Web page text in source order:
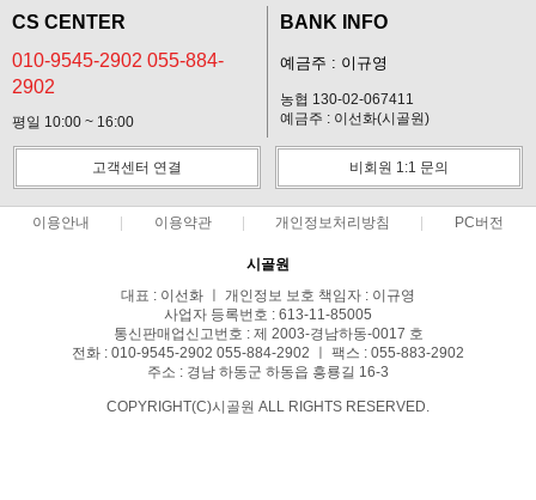
CS CENTER
010-9545-2902 055-884-
2902
평일 10:00 ~ 16:00
BANK INFO
예금주 : 이규영
농협 130-02-067411
예금주 : 이선화(시골원)
고객센터 연결 비회원 1:1 문의
이용안내 이용약관 개인정보처리방침 PC버전
시골원
대표 : 이선화 ㅣ 개인정보 보호 책임자 : 이규영
사업자 등록번호 : 613-11-85005
통신판매업신고번호 : 제 2003-경남하동-0017 호
전화 : 010-9545-2902 055-884-2902 ㅣ 팩스 : 055-883-2902
주소 : 경남 하동군 하동읍 흥룡길 16-3
COPYRIGHT(C)시골원 ALL RIGHTS RESERVED.